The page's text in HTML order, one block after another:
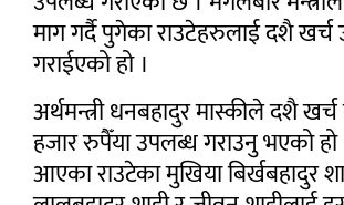
माग गर्दै पुगेका राउटेहरुलाई दशै
गराईएको हो ।
अर्थमन्त्री धनबहादुर मास्कीले दशै
हजार रुपैँया उपलब्ध गराउनु भएको
आएका राउटेका मुखिया बिर्खबहादुर